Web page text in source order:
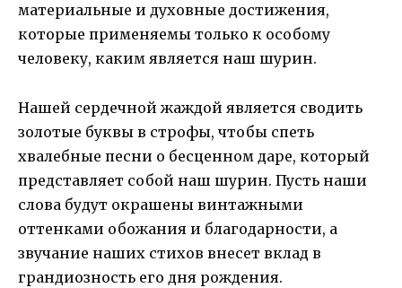
материальные и духовные достижения,
которые применяемы только к особому
человеку, каким является наш шурин.
Нашей сердечной жаждой является сводить
золотые буквы в строфы, чтобы спеть
хвалебные песни о бесценном даре, который
представляет собой наш шурин. Пусть наши
слова будут окрашены винтажными
оттенками обожания и благодарности, а
звучание наших стихов внесет вклад в
грандиозность его дня рождения.